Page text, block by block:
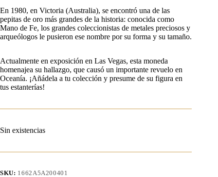
En 1980, en Victoria (Australia), se encontró una de las
pepitas de oro más grandes de la historia: conocida como
Mano de Fe, los grandes coleccionistas de metales preciosos y
arqueólogos le pusieron ese nombre por su forma y su tamaño.
Actualmente en exposición en Las Vegas, esta moneda
homenajea su hallazgo, que causó un importante revuelo en
Oceanía. ¡Añádela a tu colección y presume de su figura en
tus estanterías!
Sin existencias
SKU: 1662A5A200401